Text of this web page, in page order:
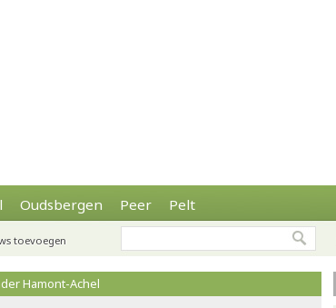
Oudsbergen Peer Pelt
toevoegen
Hamont-Achel